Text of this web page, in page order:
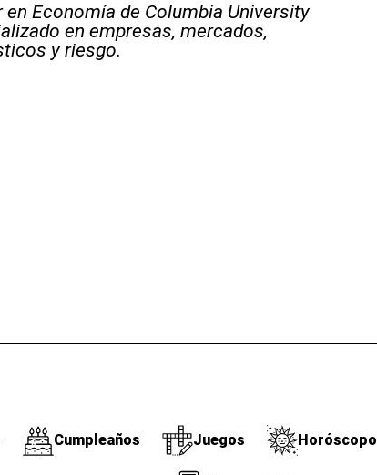
en Economía de Columbia University
en empresas, mercados,
y riesgo.
Cumpleaños Juegos Horóscopo